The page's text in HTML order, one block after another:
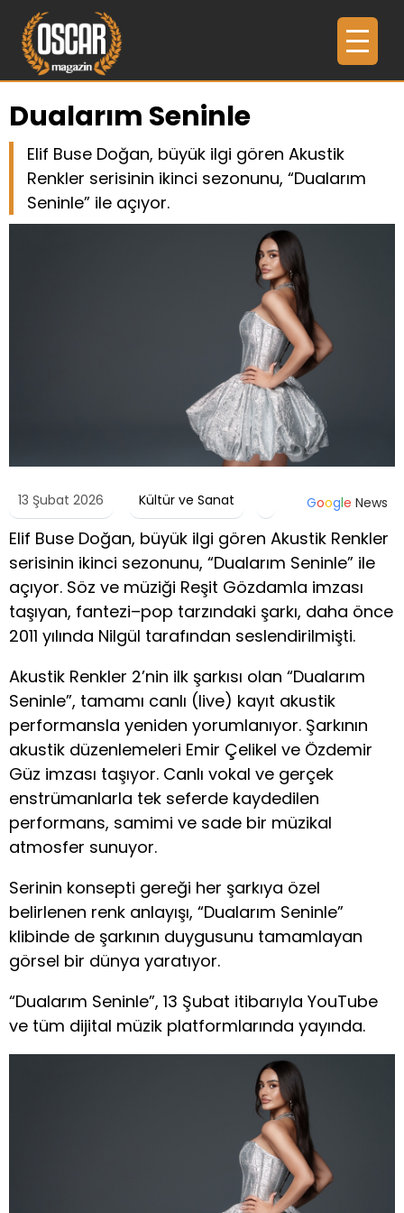
Dualarım Seninle
Elif Buse Doğan, büyük ilgi gören Akustik
Renkler serisinin ikinci sezonunu, “Dualarım
Seninle” ile açıyor.
13 Şubat 2026 Kültür ve Sanat Google News
Elif Buse Doğan, büyük ilgi gören Akustik Renkler
serisinin ikinci sezonunu, “Dualarım Seninle” ile
açıyor. Söz ve müziği Reşit Gözdamla imzası
taşıyan, fantezi–pop tarzındaki şarkı, daha önce
2011 yılında Nilgül tarafından seslendirilmişti.
Akustik Renkler 2’nin ilk şarkısı olan “Dualarım
Seninle”, tamamı canlı (live) kayıt akustik
performansla yeniden yorumlanıyor. Şarkının
akustik düzenlemeleri Emir Çelikel ve Özdemir
Güz imzası taşıyor. Canlı vokal ve gerçek
enstrümanlarla tek seferde kaydedilen
performans, samimi ve sade bir müzikal
atmosfer sunuyor.
Serinin konsepti gereği her şarkıya özel
belirlenen renk anlayışı, “Dualarım Seninle”
klibinde de şarkının duygusunu tamamlayan
görsel bir dünya yaratıyor.
“Dualarım Seninle”, 13 Şubat itibarıyla YouTube
ve tüm dijital müzik platformlarında yayında.